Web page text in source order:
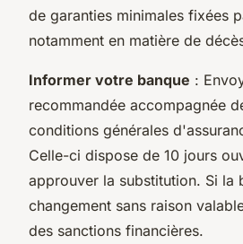
de garanties minimales fixées
notamment en matière de
Informer votre banque :
recommandée accompagnée
conditions générales
Celle-ci dispose de 10 jours
approuver la substitution. Si la
changement sans raison
des sanctions financières.